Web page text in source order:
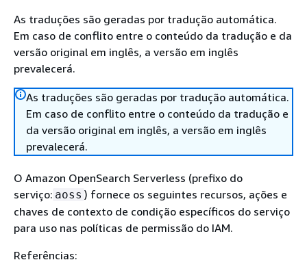
As traduções são geradas por tradução automática.
Em caso de conflito entre o conteúdo da tradução e da
versão original em inglês, a versão em inglês
prevalecerá.
As traduções são geradas por tradução automática.
Em caso de conflito entre o conteúdo da tradução e
da versão original em inglês, a versão em inglês
prevalecerá.
O Amazon OpenSearch Serverless (prefixo do
serviço: aoss ) fornece os seguintes recursos, ações e
chaves de contexto de condição específicos do serviço
para uso nas políticas de permissão do IAM.
Referências: